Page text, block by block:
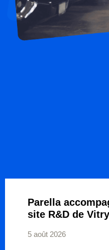
Parella
site R&D de
5 août 2026